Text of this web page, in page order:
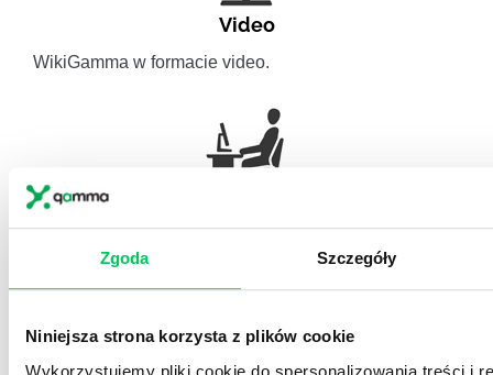
Zgoda Szczegóły
Niniejsza strona korzysta z plików cookie
Wykorzystujemy pliki cookie do spersonalizowania treści i
Video
WikiGamma w formacie video.
Recenzje książek, lista najpopularniejszych zawodów.